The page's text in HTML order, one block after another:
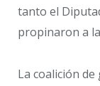
tanto el
propinaron a
La coalición